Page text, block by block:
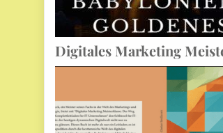
Digitales Marketing